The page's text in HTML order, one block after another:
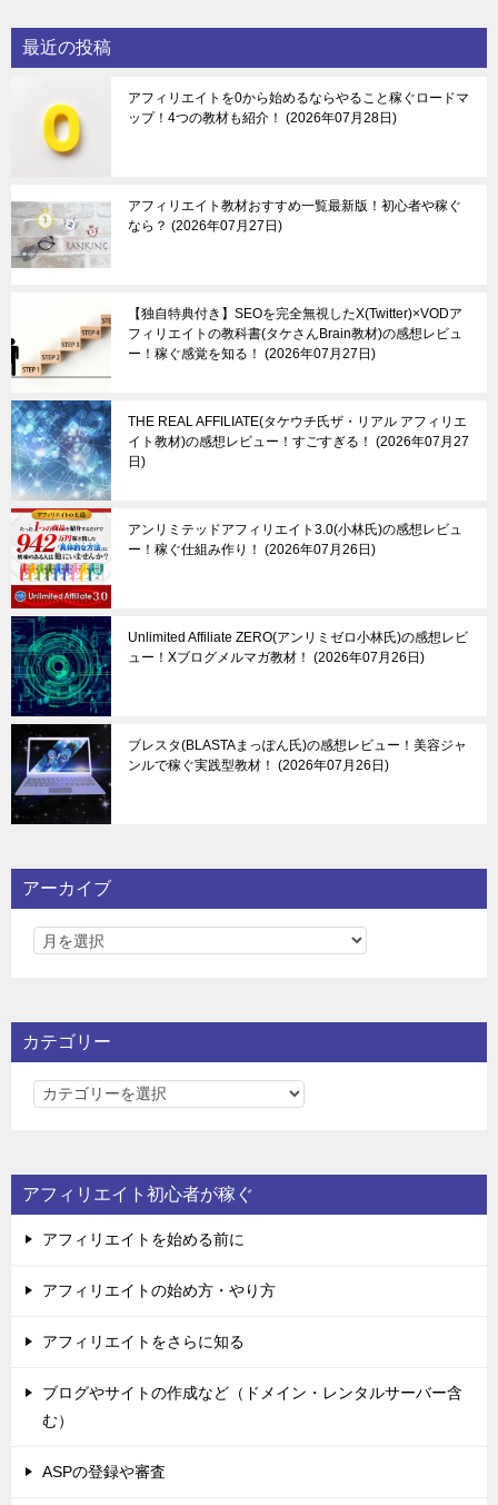
最近の投稿
アフィリエイトを0から始めるならやること稼ぐロードマ
ップ！4つの教材も紹介！
2026年07月28日
アフィリエイト教材おすすめ一覧最新版！初心者や稼ぐ
なら？
2026年07月27日
【独自特典付き】SEOを完全無視したX(Twitter)×VODア
フィリエイトの教科書(タケさんBrain教材)の感想レビュ
ー！稼ぐ感覚を知る！
2026年07月27日
THE REAL AFFILIATE(タケウチ氏ザ・リアル アフィリエ
イト教材)の感想レビュー！すごすぎる！
2026年07月27
日
アンリミテッドアフィリエイト3.0(小林氏)の感想レビュ
ー！稼ぐ仕組み作り！
2026年07月26日
Unlimited Affiliate ZERO(アンリミゼロ小林氏)の感想レビ
ュー！Xブログメルマガ教材！
2026年07月26日
ブレスタ(BLASTAまっぽん氏)の感想レビュー！美容ジャ
ンルで稼ぐ実践型教材！
2026年07月26日
アーカイブ
カテゴリー
カ
リ
ー
アフィリエイト初心者が稼ぐ
アフィリエイトを始める前に
アフィリエイトの始め方・やり方
アフィリエイトをさらに知る
ブログやサイトの作成など（ドメイン・レンタルサーバー含
む）
ASPの登録や審査